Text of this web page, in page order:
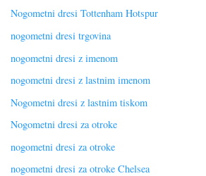
Nogometni dresi Tottenham Hotspur
nogometni dresi trgovina
nogometni dresi z imenom
nogometni dresi z lastnim imenom
Nogometni dresi z lastnim tiskom
Nogometni dresi za otroke
nogometni dresi za otroke
nogometni dresi za otroke Chelsea